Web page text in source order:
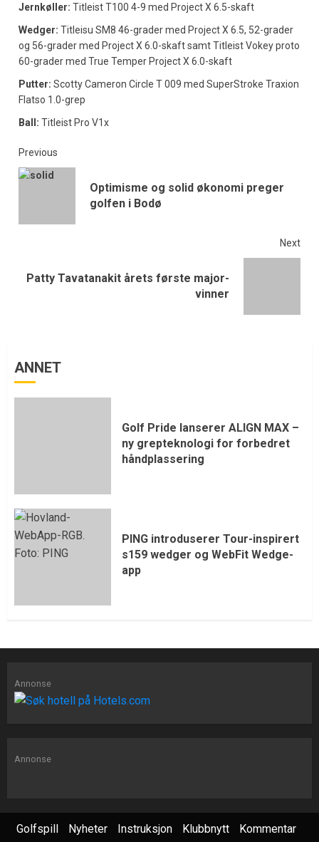
Jernkøller: Titleist T100 4-9 med Project X 6.5-skaft
Wedger: Titleisu SM8 46-grader med Project X 6.5, 52-grader
og 56-grader med Project X 6.0-skaft samt Titleist Vokey proto
60-grader med True Temper Project X 6.0-skaft
Putter: Scotty Cameron Circle T 009 med SuperStroke Traxion
Flatso 1.0-grep
Ball: Titleist Pro V1x
Previous
Optimisme og solid økonomi preger
golfen i Bodø
Next
Patty Tavatanakit årets første major-
vinner
ANNET
Golf Pride lanserer ALIGN MAX –
ny grepteknologi for forbedret
håndplassering
PING introduserer Tour-inspirert
s159 wedger og WebFit Wedge-
app
Annonse
Annonse
Golfspill Nyheter Instruksjon Klubbnytt
Kommentar